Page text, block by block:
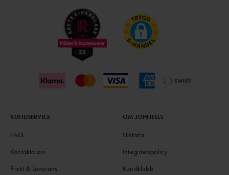
KUNDSERVICE
FAQ
Kontakta oss
Frakt & Leverans
OM JOHNELLS
Historia
Integritetspolicy
Kundklubb